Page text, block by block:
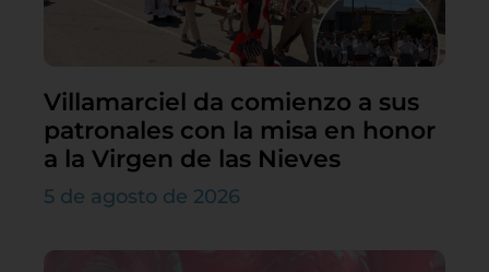
Villamarciel da comienzo a sus
patronales con la misa en honor
a la Virgen de las Nieves
5 de agosto de 2026